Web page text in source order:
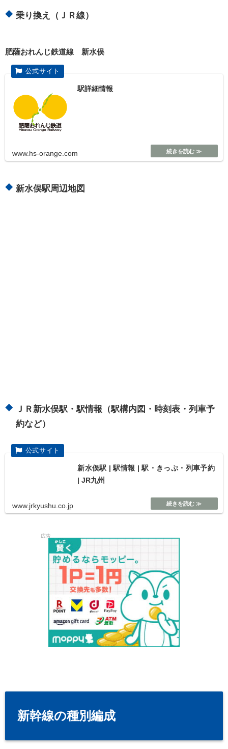
乗り換え（ＪＲ線）
肥薩おれんじ鉄道線 新水俣
駅詳細情報
www.hs-orange.com
新水俣駅周辺地図
ＪＲ新水俣駅・駅情報（駅構内図・時刻表・列車予
約など）
新水俣駅 | 駅情報 | 駅・きっぷ・列車予約
| JR九州
www.jrkyushu.co.jp
広告
新幹線の種別編成